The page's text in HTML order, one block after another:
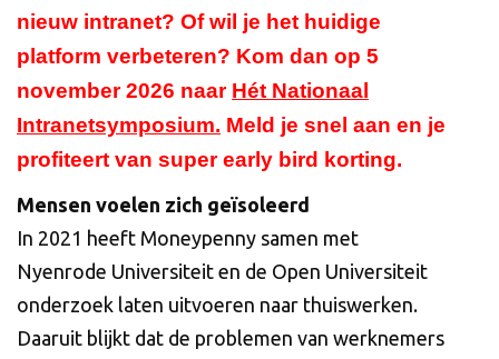
nieuw intranet? Of wil je het huidige
platform verbeteren? Kom dan op 5
november 2026 naar Hét Nationaal
Intranetsymposium. Meld je snel aan en je
profiteert van super early bird korting.
Mensen voelen zich geïsoleerd
In 2021 heeft Moneypenny samen met
Nyenrode Universiteit en de Open Universiteit
onderzoek laten uitvoeren naar thuiswerken.
Daaruit blijkt dat de problemen van werknemers